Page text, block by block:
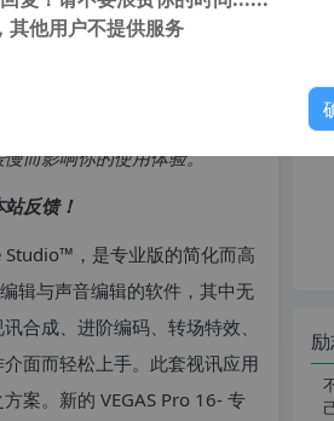
而影响你的使用体验。
反馈！
，是专业版的简化而高
辑与声音编辑的软件，其中无
合成、进阶编码、转场特效、
面而轻松上手。此套视讯应用
案。新的 VEGAS Pro 16- 专
其他用户不提供服务